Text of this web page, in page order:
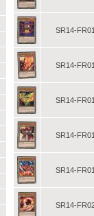
SR14-
SR14-
SR14-
SR14-
SR14-
SR14-